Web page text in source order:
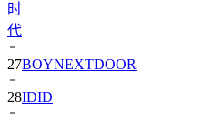
时
代
27BOYNEXTDOOR
28IDID